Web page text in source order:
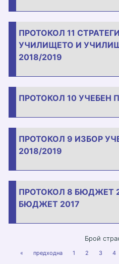
ПРОТОКОЛ 11
УЧИЛИЩЕТО И
2018/2019
ПРОТОКОЛ 10 УЧЕБЕН
ПРОТОКОЛ 9 ИЗБОР
2018/2019
ПРОТОКОЛ 8 БЮДЖЕТ
БЮДЖЕТ 2017
Брой
« предходна 1 2 3 4